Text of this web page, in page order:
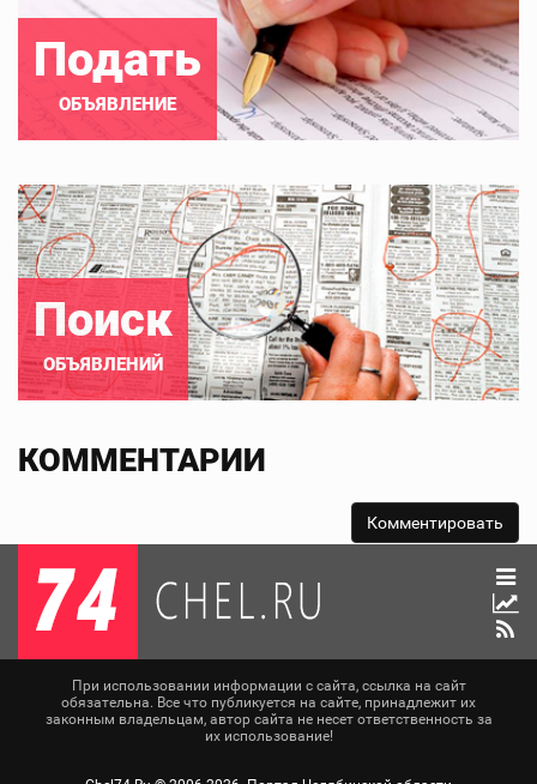
Подать
ОБЪЯВЛЕНИЕ
Поиск
ОБЪЯВЛЕНИЙ
КОММЕНТАРИИ
При использовании информации с сайта, ссылка на сайт
обязательна. Все что публикуется на сайте, принадлежит их
законным владельцам, автор сайта не несет ответственность за
их использование!